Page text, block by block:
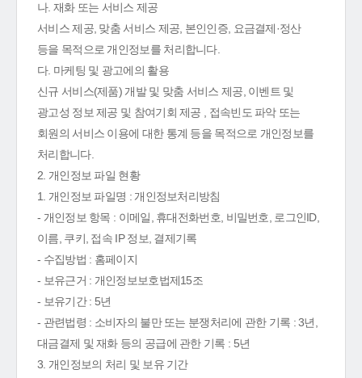
나. 재화 또는 서비스 제공
서비스 제공, 맞춤 서비스 제공, 본인인증, 요금결제·정산
등을 목적으로 개인정보를 처리합니다.
다. 마케팅 및 광고에의 활용
신규 서비스(제품) 개발 및 맞춤 서비스 제공, 이벤트 및
광고성 정보 제공 및 참여기회 제공 , 접속빈도 파악 또는
회원의 서비스 이용에 대한 통계 등을 목적으로 개인정보를
처리합니다.
2. 개인정보 파일 현황
1. 개인정보 파일명 : 개인정보처리방침
- 개인정보 항목 : 이메일, 휴대전화번호, 비밀번호, 로그인ID,
이름, 쿠키, 접속 IP 정보, 결제기록
- 수집방법 : 홈페이지
- 보유근거 : 개인정보보호법제15조
- 보유기간 : 5년
- 관련법령 : 소비자의 불만 또는 분쟁처리에 관한 기록 : 3년,
대금결제 및 재화 등의 공급에 관한 기록 : 5년
3. 개인정보의 처리 및 보유 기간